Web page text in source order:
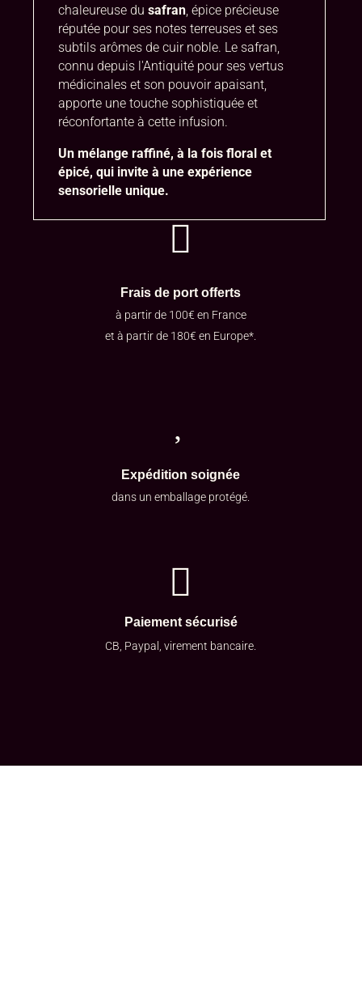
chaleureuse du safran, épice précieuse
réputée pour ses notes terreuses et ses
subtils arômes de cuir noble. Le safran,
connu depuis l'Antiquité pour ses vertus
médicinales et son pouvoir apaisant,
apporte une touche sophistiquée et
réconfortante à cette infusion.
Un mélange raffiné, à la fois floral et
épicé, qui invite à une expérience
sensorielle unique.

Frais de port offerts
à partir de 100€ en France
et à partir de 180€ en Europe*.
Expédition soignée
dans un emballage protégé.

Paiement sécurisé
CB, Paypal, virement bancaire.